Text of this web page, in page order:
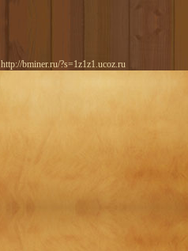
http://bminer.ru/?s=1z1z1.ucoz.ru